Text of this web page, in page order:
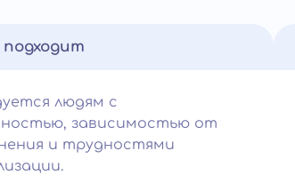
подходит
людям с
зависимостью от
и трудностями